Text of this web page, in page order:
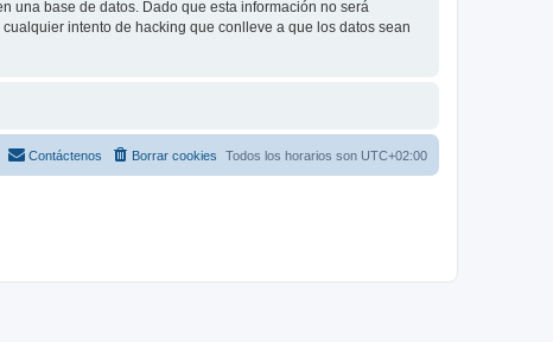
una base de datos. Dado que esta información no será
intento de hacking que conlleve a que los datos sean
Todos los horarios son UTC+02:00
Borrar cookies
Contáctenos